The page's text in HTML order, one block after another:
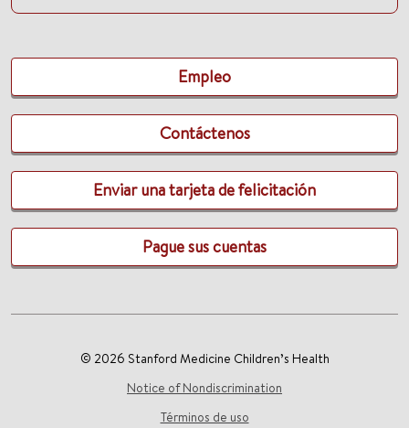
Empleo
Contáctenos
Enviar una tarjeta de felicitación
Pague sus cuentas
© 2026 Stanford Medicine Children’s Health
Notice of Nondiscrimination
Términos de uso